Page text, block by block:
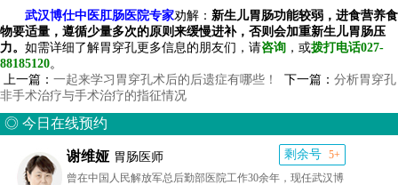
武汉博仕中医肛肠医院专家劝解： 新生儿胃肠功能较弱，进食营养食
物要适量，遵循少量多次的原则来缓慢进补，否则会加重新生儿胃肠压
力。 如需详细了解胃穿孔更多信息的朋友们，请咨询 ，或拨打电话027-
88185120。
上一篇： 一起来学习胃穿孔术后的后遗症有哪些！ 下一篇： 分析胃穿孔
非手术治疗与手术治疗的指征情况
◎ 今日在线预约
谢维娅 胃肠医师 剩余号
5+
曾在中国人民解放军总后勤部医院工作30余年，现任武汉博